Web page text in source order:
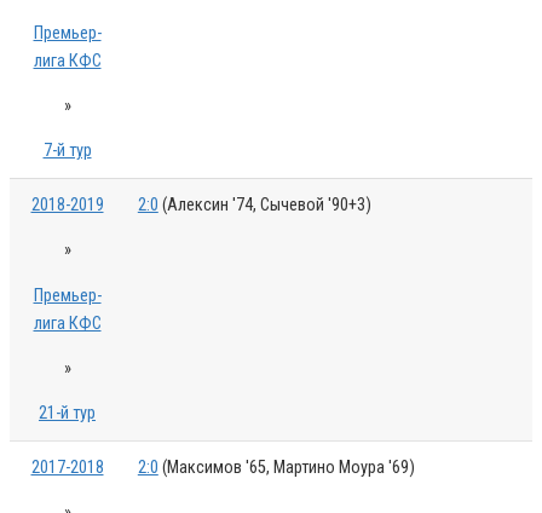
Премьер-
лига КФС
»
7-й тур
2018-2019
»
Премьер-
лига КФС
»
21-й тур
2:0 (Алексин '74, Сычевой '90+3)
2017-2018 2:0 (Максимов '65, Мартино Моура '69)